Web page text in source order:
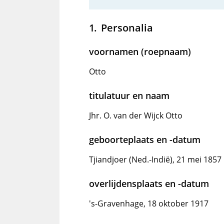
Personalia
voornamen (roepnaam)
Otto
titulatuur en naam
Jhr. O. van der Wijck Otto
geboorteplaats en -datum
Tjiandjoer (Ned.-Indië), 21 mei 1857
overlijdensplaats en -datum
's-Gravenhage, 18 oktober 1917